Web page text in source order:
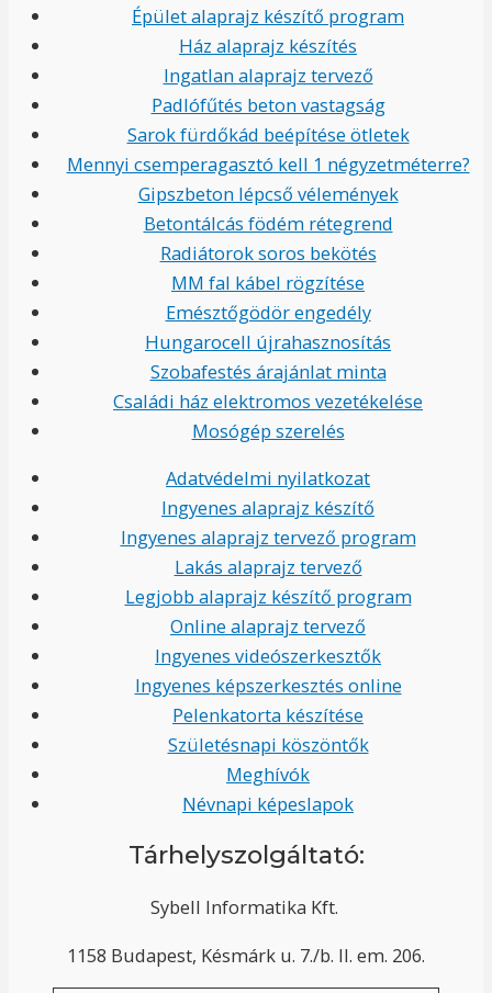
Épület alaprajz készítő program
Ház alaprajz készítés
Ingatlan alaprajz tervező
Padlófűtés beton vastagság
Sarok fürdőkád beépítése ötletek
Mennyi csemperagasztó kell 1 négyzetméterre?
Gipszbeton lépcső vélemények
Betontálcás födém rétegrend
Radiátorok soros bekötés
MM fal kábel rögzítése
Emésztőgödör engedély
Hungarocell újrahasznosítás
Szobafestés árajánlat minta
Családi ház elektromos vezetékelése
Mosógép szerelés
Adatvédelmi nyilatkozat
Ingyenes alaprajz készítő
Ingyenes alaprajz tervező program
Lakás alaprajz tervező
Legjobb alaprajz készítő program
Online alaprajz tervező
Ingyenes videószerkesztők
Ingyenes képszerkesztés online
Pelenkatorta készítése
Születésnapi köszöntők
Meghívók
Névnapi képeslapok
Tárhelyszolgáltató:
Sybell Informatika Kft.
1158 Budapest, Késmárk u. 7./b. II. em. 206.